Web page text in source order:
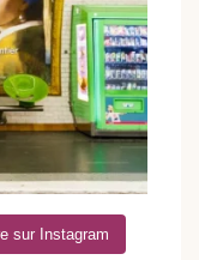
sur Instagram